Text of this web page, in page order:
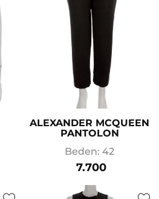
ALEXANDER MCQUEEN
PANTOLON
Beden: 42
7.700